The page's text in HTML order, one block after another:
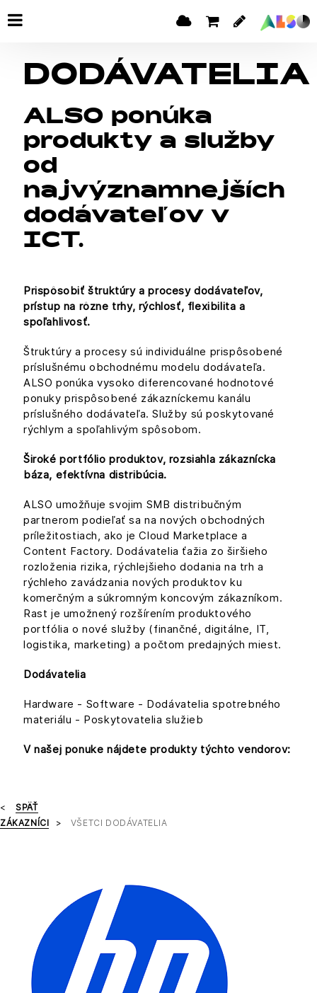
DODÁVATELIA
ALSO ponúka
produkty a služby
od
najvýznamnejších
dodávateľov v
ICT.
Prispôsobiť štruktúry a procesy dodávateľov,
prístup na rôzne trhy, rýchlosť, flexibilita a
spoľahlivosť.
Štruktúry a procesy sú individuálne prispôsobené
príslušnému obchodnému modelu dodávateľa.
ALSO ponúka vysoko diferencované hodnotové
ponuky prispôsobené zákazníckemu kanálu
príslušného dodávateľa. Služby sú poskytované
rýchlym a spoľahlivým spôsobom.
Široké portfólio produktov, rozsiahla zákaznícka
báza, efektívna distribúcia.
ALSO umožňuje svojim SMB distribučným
partnerom podieľať sa na nových obchodných
príležitostiach, ako je Cloud Marketplace a
Content Factory. Dodávatelia ťažia zo širšieho
rozloženia rizika, rýchlejšieho dodania na trh a
rýchleho zavádzania nových produktov ku
komerčným a súkromným koncovým zákazníkom.
Rast je umožnený rozšírením produktového
portfólia o nové služby (finančné, digitálne, IT,
logistika, marketing) a počtom predajných miest.
Dodávatelia
Hardware - Software - Dodávatelia spotrebného
materiálu - Poskytovatelia služieb
V našej ponuke nájdete produkty týchto vendorov:
SPÄŤ
ZÁKAZNÍCI
VŠETCI DODÁVATELIA